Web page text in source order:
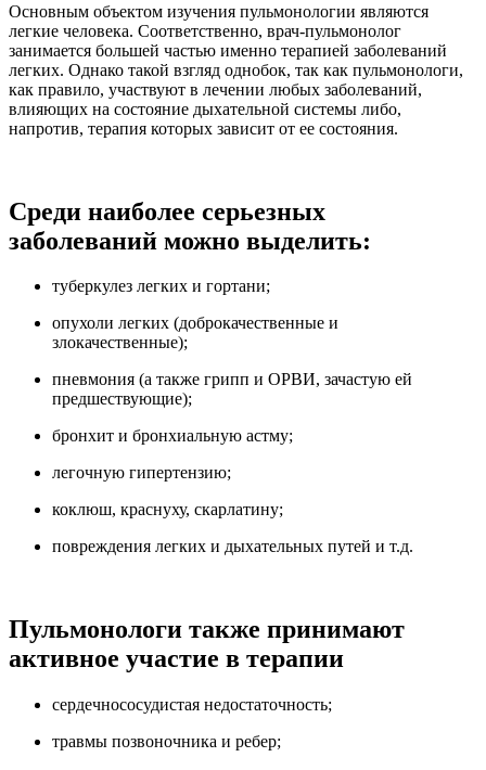
Основным объектом изучения пульмонологии являются
легкие человека. Соответственно, врач-пульмонолог
занимается большей частью именно терапией заболеваний
легких. Однако такой взгляд однобок, так как пульмонологи,
как правило, участвуют в лечении любых заболеваний,
влияющих на состояние дыхательной системы либо,
напротив, терапия которых зависит от ее состояния.
Среди наиболее серьезных
заболеваний можно выделить:
туберкулез легких и гортани;
опухоли легких (доброкачественные и
злокачественные);
пневмония (а также грипп и ОРВИ, зачастую ей
предшествующие);
бронхит и бронхиальную астму;
легочную гипертензию;
коклюш, краснуху, скарлатину;
повреждения легких и дыхательных путей и т.д.
Пульмонологи также принимают
активное участие в терапии
сердечнососудистая недостаточность;
травмы позвоночника и ребер;